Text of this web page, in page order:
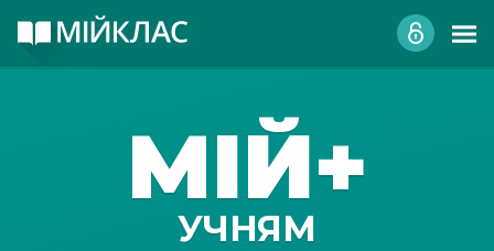
МІЙ+
УЧНЯМ